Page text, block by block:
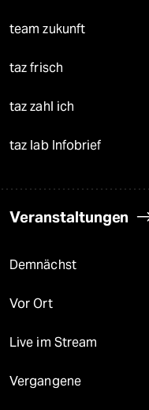
team zukunft
taz frisch
taz zahl ich
taz lab Infobrief
Veranstaltungen
Demnächst
Vor Ort
Live im Stream
Vergangene